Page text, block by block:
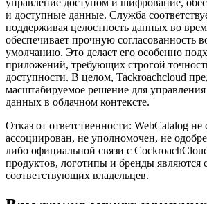
и доступные данные. Служба
поддерживая целостность данных во
обеспечивает прочную согласованность
умолчанию. Это делает его особенно
приложений, требующих строгой
доступности. В целом, Tackroachcloud
масштабируемое решение для
данных в облачном контексте.
Отказ от ответственности: WebCatalog не
ассоциирован, не уполномочен, не
либо официальной связи с
продуктов, логотипы и бренды являются
соответствующих владельцев.